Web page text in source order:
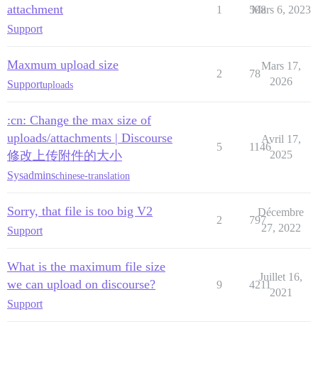
attachment
Support
1 598
Mars 6, 2023
Maxmum upload size
Supportuploads
2 78
Mars 17,
2026
:cn: Change the max size of
uploads/attachments | Discourse
修改上传附件的大小
Sysadminschinese-translation
5 1146
Avril 17,
2025
Sorry, that file is too big V2
Support
2 797
Décembre
27, 2022
What is the maximum file size
we can upload on discourse?
Support
9 4211
Juillet 16,
2021